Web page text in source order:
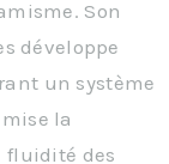
Son
développe
un système
la
fluidité des